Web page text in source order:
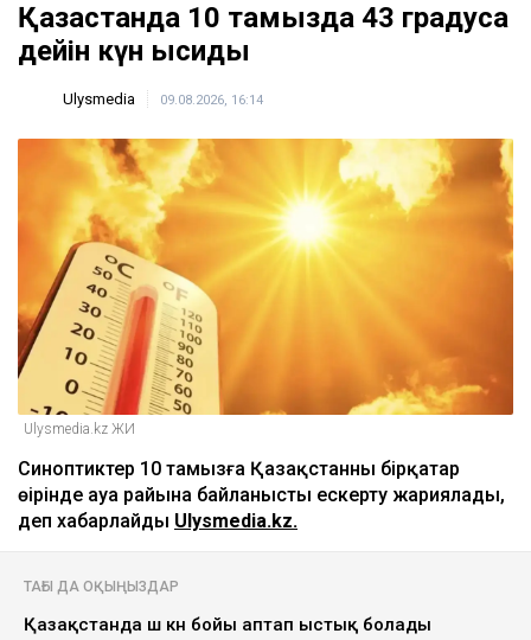
Қазақстанда 10 тамызда 43 градусқа
дейін күн ысиды
Ulysmedia 09.08.2026, 16:14
Ulysmedia.kz ЖИ
Синоптиктер 10 тамызға Қазақстанның бірқатар
өңірінде ауа райына байланысты ескерту жариялады,
деп хабарлайды Ulysmedia.kz.
ТАҒЫ ДА ОҚЫҢЫЗДАР
Қазақстанда үш күн бойы аптап ыстық болады